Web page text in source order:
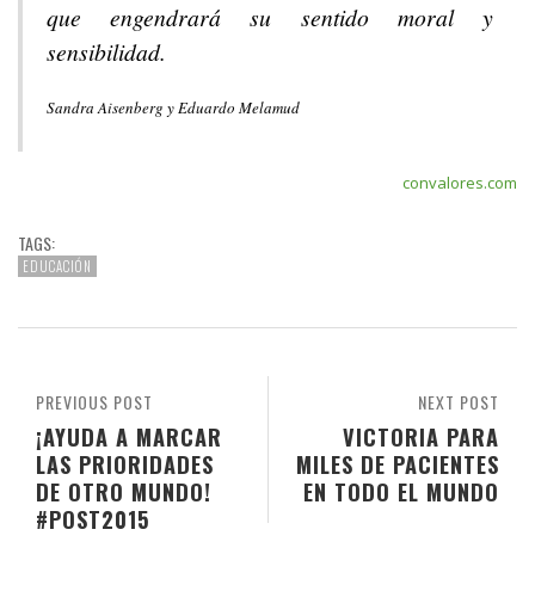
que engendrará su sentido moral y
sensibilidad.
Sandra Aisenberg y Eduardo Melamud
convalores.com
TAGS:
EDUCACIÓN
NEXT POST
VICTORIA PARA
MILES DE PACIENTES
EN TODO EL MUNDO
PREVIOUS POST
¡AYUDA A MARCAR
LAS PRIORIDADES
DE OTRO MUNDO!
#POST2015